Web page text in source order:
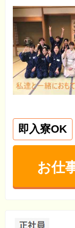
即入寮OK
お仕